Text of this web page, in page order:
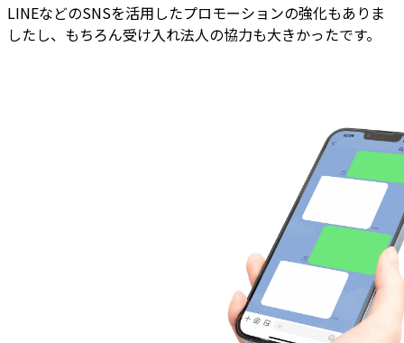
LINEなどのSNSを活用したプロモーションの強化もありま
したし、もちろん受け入れ法人の協力も大きかったです。